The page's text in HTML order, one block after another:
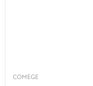
COMEGE